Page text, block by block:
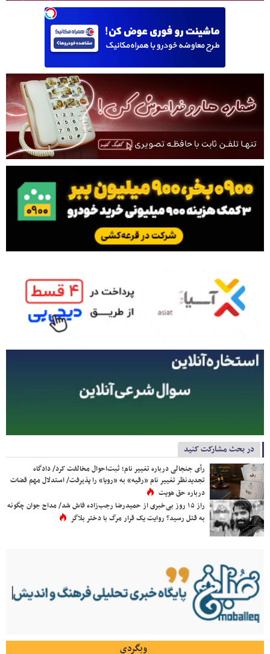
در بحث مشارکت کنید
رأی جنجالی درباره تغییر نام؛ ثبت‌احوال مخالفت کرد/ دادگاه
تجدیدنظر تغییر نام «رقیه» به «رویا» را پذیرفت/ استدلال مهم قضات
درباره حق هویت
راز ۱۵ روز بی‌خبری از حمیدرضا رجب‌زاده فاش شد/ مداح جوان چگونه
به قتل رسید؟ روایت یک قرار مرگ با دختر بلاگر
وبگردی